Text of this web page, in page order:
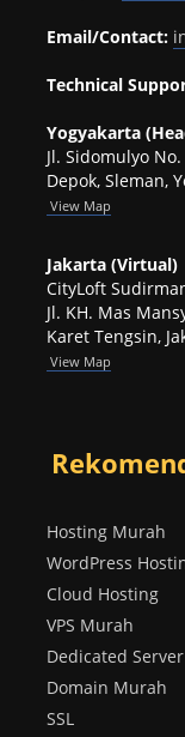
Email/Contact:
Technical
Yogyakarta
Jl. Sidomulyo
Depok, Sleman,
View Map
Jakarta (Virtual)
CityLoft
Jl. KH. Mas
Karet Tengsin,
View Map
Hosting Murah
WordPress
Cloud Hosting
VPS Murah
Dedicated Server
Domain Murah
SSL